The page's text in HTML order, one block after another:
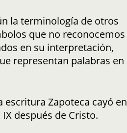
la terminología de otros
que no reconocemos
en su interpretación,
representan palabras en
escritura Zapoteca cayó en
después de Cristo.